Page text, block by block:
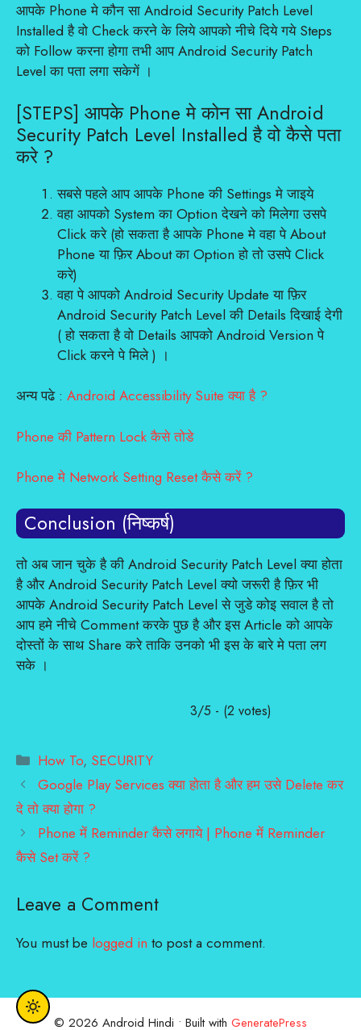
आपके Phone मे कौन सा Android Security Patch Level
Installed है वो Check करने के लिये आपको नीचे दिये गये Steps
को Follow करना होगा तभी आप Android Security Patch
Level का पता लगा सकेगें ।
[STEPS] आपके Phone मे कोन सा Android
Security Patch Level Installed है वो कैसे पता
करे ?
सबसे पहले आप आपके Phone की Settings मे जाइये
वहा आपको System का Option देखने को मिलेगा उसपे
Click करे (हो सकता है आपके Phone मे वहा पे About
Phone या फ़िर About का Option हो तो उसपे Click
करे)
वहा पे आपको Android Security Update या फ़िर
Android Security Patch Level की Details दिखाई देगी
( हो सकता है वो Details आपको Android Version पे
Click करने पे मिले ) ।
अन्य पढे : Android Accessibility Suite क्या है ?
Phone की Pattern Lock कैसे तोडे
Phone मे Network Setting Reset कैसे करें ?
Conclusion (निष्कर्ष)
तो अब जान चुके है की Android Security Patch Level क्या होता
है और Android Security Patch Level क्यो जरूरी है फ़िर भी
आपके Android Security Patch Level से जुडे कोइ सवाल है तो
आप हमे नीचे Comment करके पुछ है और इस Article को आपके
दोस्तों के साथ Share करे ताकि उनको भी इस के बारे मे पता लग
सके ।
3/5 - (2 votes)
Categories
How To, SECURITY
Google Play Services क्या होता है और हम उसे Delete कर
दे तो क्या होगा ?
Phone में Reminder कैसे लगाये | Phone में Reminder
कैसे Set करें ?
Leave a Comment
You must be logged in to post a comment.
© 2026 Android Hindi • Built with GeneratePress